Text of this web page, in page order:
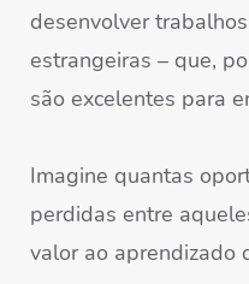
desenvolver
estrangeiras – que,
são excelentes para
Imagine quantas
perdidas entre
valor ao aprendizado